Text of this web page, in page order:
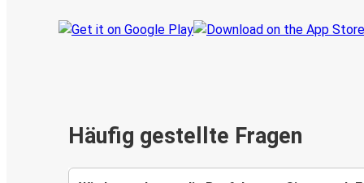
Häufig gestellte Fragen